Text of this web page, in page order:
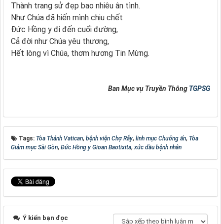
Thành trang sử đẹp bao nhiêu ân tình.
Như Chúa đã hiến mình chịu chết
Đức Hồng y đi đến cuối đường,
Cả đời như Chúa yêu thương,
Hết lòng vì Chúa, thơm hương Tin Mừng.
Ban Mục vụ Truyền Thông TGPSG
Tags: Tòa Thánh Vatican, bệnh viện Chợ Rẫy, linh mục Chưởng ấn, Tòa
Giám mục Sài Gòn, Đức Hồng y Gioan Baotixita, xức dầu bệnh nhân
Ý kiến bạn đọc